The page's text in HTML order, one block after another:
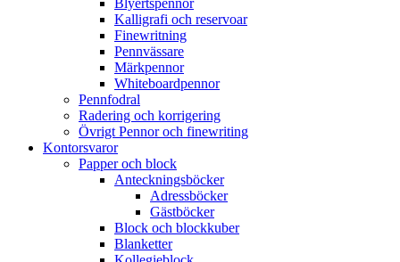
Blyertspennor
Kalligrafi och reservoar
Finewritning
Pennvässare
Märkpennor
Whiteboardpennor
Pennfodral
Radering och korrigering
Övrigt Pennor och finewriting
Kontorsvaror
Papper och block
Anteckningsböcker
Adressböcker
Gästböcker
Block och blockkuber
Blanketter